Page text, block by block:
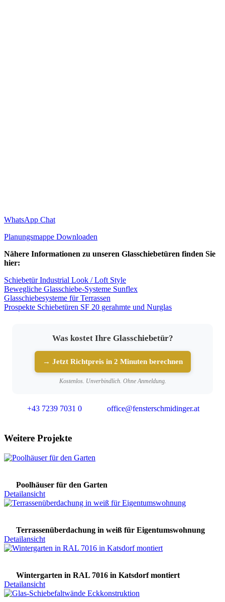
WhatsApp Chat
Planungsmappe Downloaden
Nähere Informationen zu unseren Glasschiebetüren finden Sie
hier:
Schiebetür Industrial Look / Loft Style
Bewegliche Glasschiebe-Systeme Sunflex
Glasschiebesysteme für Terrassen
Prospekte Schiebetüren SF 20 gerahmte und Nurglas
Was kostet Ihre Glasschiebetür?
→ Jetzt Richtpreis in 2 Minuten berechnen
Kostenlos. Unverbindlich. Ohne Anmeldung.
+43 7239 7031 0 office@fensterschmidinger.at
Weitere Projekte
Poolhäuser für den Garten
Detailansicht
Terrassenüberdachung in weiß für Eigentumswohnung
Detailansicht
Wintergarten in RAL 7016 in Katsdorf montiert
Detailansicht